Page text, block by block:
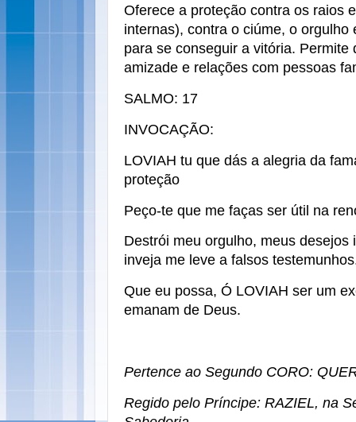
Oferece a proteção contra os raios
internas), contra o ciúme, o
para se conseguir a vitória. Permite
amizade e relações com pessoas
SALMO: 17
INVOCAÇÃO:
LOVIAH tu que dás a alegria da
proteção
Peço-te que me faças ser útil na
Destrói meu orgulho, meus
inveja me leve a falsos
Que eu possa, Ó LOVIAH ser um
emanam de Deus.
Pertence ao Segundo CORO:
Regido pelo Príncipe: RAZIEL, na